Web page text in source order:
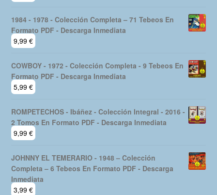
1984 - 1978 - Colección Completa – 71 Tebeos En
Formato PDF - Descarga Inmediata
9,99 €
COWBOY - 1972 - Colección Completa - 9 Tebeos En
Formato PDF - Descarga Inmediata
5,99 €
ROMPETECHOS - Ibáñez - Colección Integral - 2016 -
2 Tomos En Formato PDF - Descarga Inmediata
9,99 €
JOHNNY EL TEMERARIO - 1948 – Colección
Completa – 6 Tebeos En Formato PDF - Descarga
Inmediata
3,99 €